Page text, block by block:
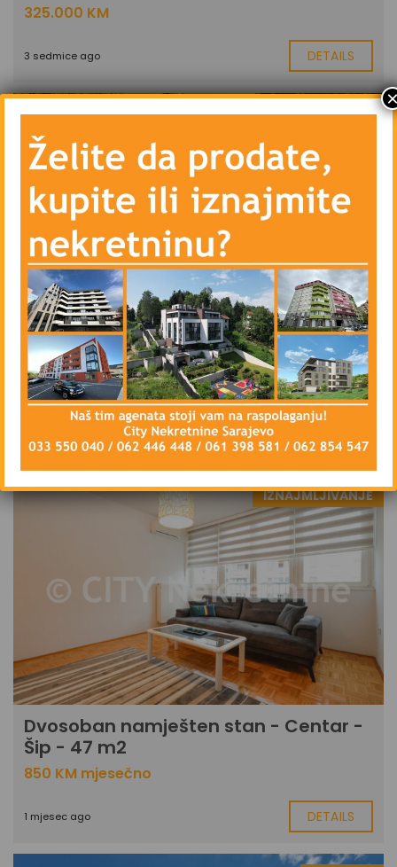
325.000 KM
3 sedmice ago DETAILS
PRODAJA
Dvosoban stan - Centar - Koševsko
brdo - 56 m2
275.000 KM
IZNAJMLJIVANJE
Dvosoban namješten stan - Centar -
Šip - 47 m2
850 KM mjesečno
1 mjesec ago DETAILS